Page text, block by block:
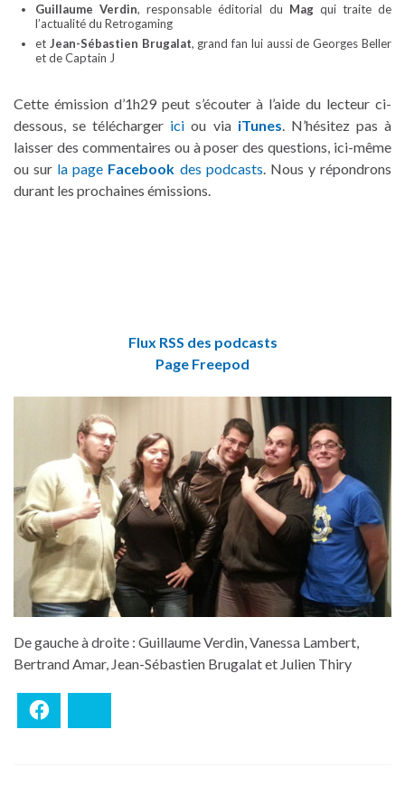
Guillaume Verdin, responsable éditorial du Magqui traite de
l’actualité du Retrogaming
et Jean-Sébastien Brugalat, grand fan lui aussi de Georges Beller
et de Captain J
Cette émission d’1h29 peut s’écouter à l’aide du lecteur ci-
dessous, se télécharger ici ou via iTunes . N’hésitez pas à
laisser des commentaires ou à poser des questions, ici-même
ou sur la page Facebook des podcasts . Nous y répondrons
durant les prochaines émissions.
Flux RSS des podcasts
Page Freepod
De gauche à droite : Guillaume Verdin, Vanessa Lambert,
Bertrand Amar, Jean-Sébastien Brugalat et Julien Thiry